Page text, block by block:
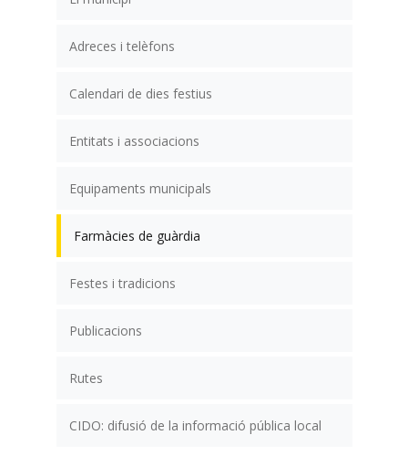
Adreces i telèfons
Calendari de dies festius
Entitats i associacions
Equipaments municipals
Farmàcies de guàrdia
Festes i tradicions
Publicacions
Rutes
CIDO: difusió de la informació pública local
31 1 2